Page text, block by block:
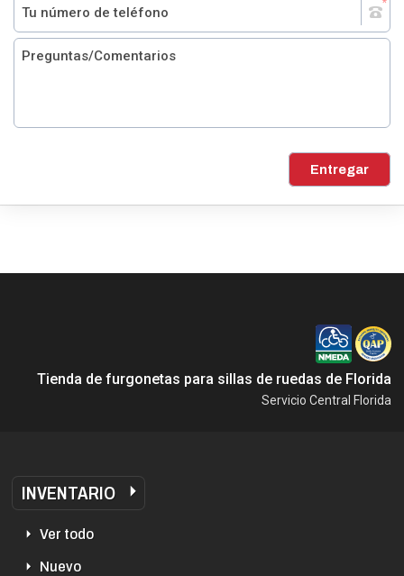
Entregar
Tienda de furgonetas para sillas de ruedas de Florida
Servicio Central Florida
INVENTARIO
Ver todo
Nuevo